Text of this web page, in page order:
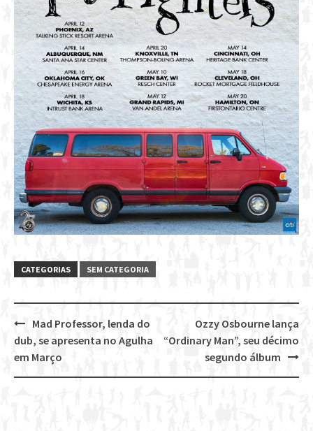
CATEGORIAS SEM CATEGORIA
Post
navigation
Ozzy Osbourne lança
“Ordinary Man”, seu décimo
segundo álbum
Mad Professor, lenda do
dub, se apresenta no Agulha
em Março